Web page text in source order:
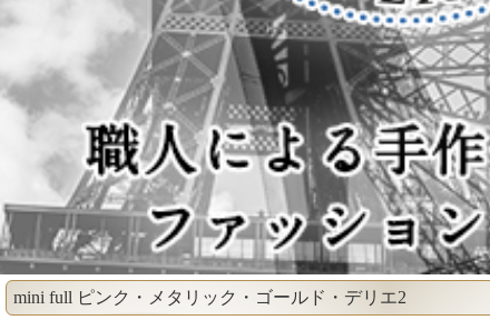
mini full ピンク・メタリック・ゴールド・デリエ2